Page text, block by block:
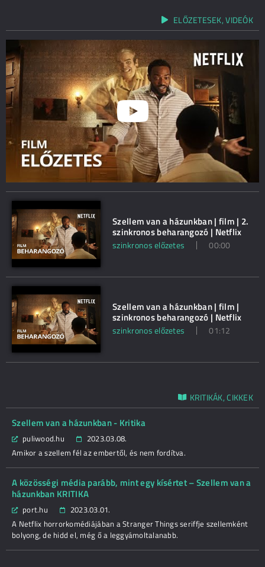
ELŐZETESEK, VIDEÓK
Szellem van a házunkban | film | 2.
szinkronos beharangozó | Netflix
szinkronos előzetes 00:00
Szellem van a házunkban | film |
szinkronos beharangozó | Netflix
szinkronos előzetes 01:12
KRITIKÁK, CIKKEK
Szellem van a házunkban - Kritika
puliwood.hu
2023.03.08.
Amikor a szellem fél az embertől, és nem fordítva.
A közösségi média parább, mint egy kísértet – Szellem van a
házunkban KRITIKA
port.hu
2023.03.01.
A Netflix horrorkomédiájában a Stranger Things seriffje szellemként
bolyong, de hidd el, még ő a leggyámoltalanabb.